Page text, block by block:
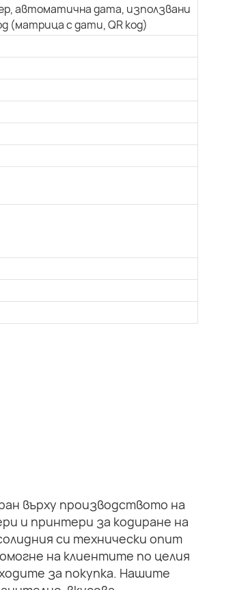
автоматична дата, използвани
(матрица с дати, QR код)
върху производството на
и принтери за кодиране на
си технически опит
на клиентите по целия
за покупка. Нашите